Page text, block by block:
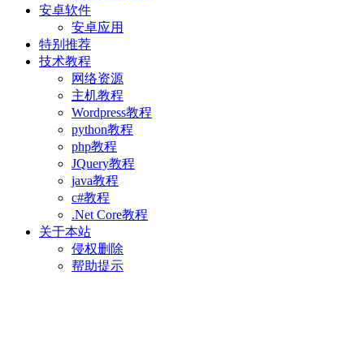
安卓软件
安卓应用
特别推荐
技术教程
网络资源
主机教程
Wordpress教程
python教程
php教程
JQuery教程
java教程
c#教程
.Net Core教程
关于本站
侵权删除
帮助提示